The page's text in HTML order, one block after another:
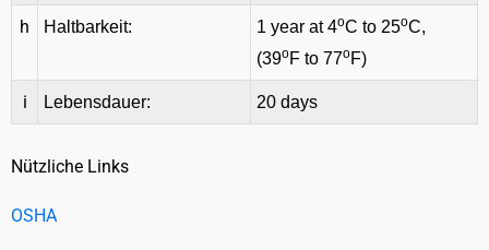
h Haltbarkeit: 1 year at 4oC to 25oC,
(39oF to 77oF)
i Lebensdauer: 20 days
Nützliche Links
OSHA